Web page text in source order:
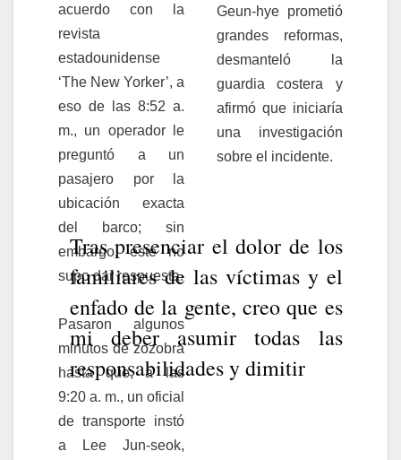
acuerdo con la
revista
estadounidense
‘The New Yorker’, a
eso de las 8:52 a.
m., un operador le
preguntó a un
pasajero por la
ubicación exacta
del barco; sin
embargo, este no
supo dar respuesta.
Pasaron algunos
minutos de zozobra
hasta que, a las
9:20 a. m., un oficial
de transporte instó
a Lee Jun-seok,
Geun-hye prometió
grandes reformas,
desmanteló la
guardia costera y
afirmó que iniciaría
una investigación
sobre el incidente.
Tras presenciar el dolor de los
familiares de las víctimas y el
enfado de la gente, creo que es
mi deber asumir todas las
responsabilidades y dimitir